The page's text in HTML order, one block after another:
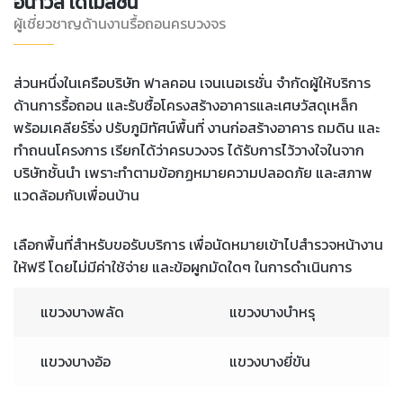
ผู้เชี่ยวชาญด้านงานรื้อถอนครบวงจร
ส่วนหนึ่งในเครือบริษัท ฟาลคอน เจนเนอเรชั่น จำกัดผู้ให้บริการ
ด้านการรื้อถอน และรับซื้อโครงสร้างอาคารและเศษวัสดุเหล็ก
พร้อมเคลียร์ริ่ง ปรับภูมิทัศน์พื้นที่ งานก่อสร้างอาคาร ถมดิน และ
ทำถนนโครงการ เรียกได้ว่าครบวงจร ได้รับการไว้วางใจในจาก
บริษัทชั้นนำ เพราะทำตามข้อกฏหมายความปลอดภัย และสภาพ
แวดล้อมกับเพื่อนบ้าน
เลือกพื้นที่สำหรับขอรับบริการ เพื่อนัดหมายเข้าไปสำรวจหน้างาน
ให้ฟรี โดยไม่มีค่าใช้จ่าย และข้อผูกมัดใดๆ ในการดำเนินการ
แขวงบางพลัด แขวงบางบำหรุ
แขวงบางอ้อ แขวงบางยี่ขัน